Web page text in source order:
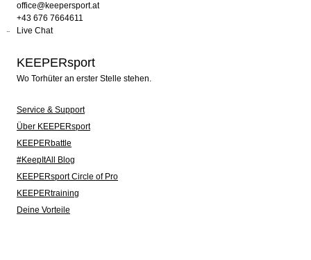
office@keepersport.at
+43 676 7664611
Live Chat
KEEPERsport
Wo Torhüter an erster Stelle stehen.
Service & Support
Über KEEPERsport
KEEPERbattle
#KeepItAll Blog
KEEPERsport Circle of Pro
KEEPERtraining
Deine Vorteile